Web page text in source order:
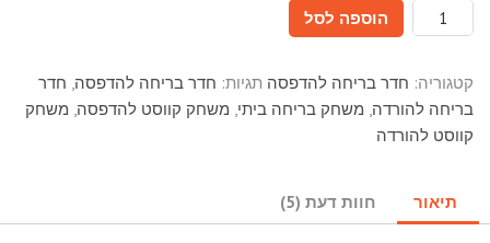
כמות
של
(The
-
בריחה
להדפסה
הוספה לסל
קטגוריה: חדר בריחה להדפסה תגיות: חדר בריחה להדפסה חדר
בריחה להורדה משחק בריחה ביתי משחק קווסט להדפסה משחק
קווסט להורדה
תיאור חוות דעת (5)